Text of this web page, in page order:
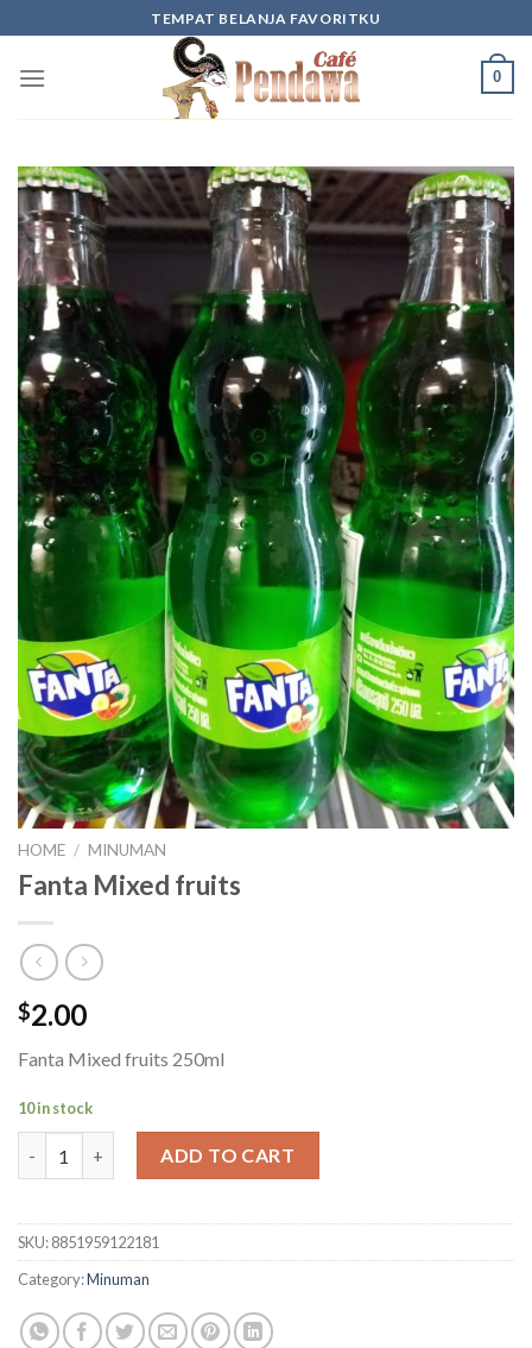
to
content
TEMPAT BELANJA FAVORITKU
0
HOME / MINUMAN
Fanta Mixed fruits
$2.00
Fanta Mixed fruits 250ml
10 in stock
ADD TO CART
SKU:8851959122181
Category:Minuman